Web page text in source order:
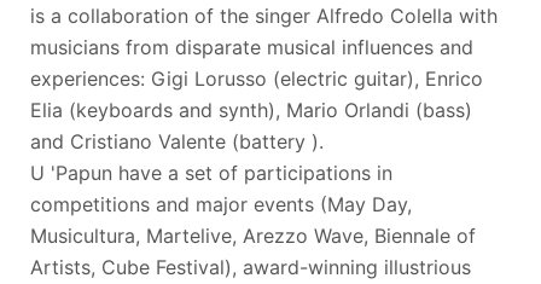
is a collaboration of the singer Alfredo Colella with
musicians from disparate musical influences and
experiences: Gigi Lorusso (electric guitar), Enrico
Elia (keyboards and synth), Mario Orlandi (bass)
and Cristiano Valente (battery ).
U 'Papun have a set of participations in
competitions and major events (May Day,
Musicultura, Martelive, Arezzo Wave, Biennale of
Artists, Cube Festival), award-winning illustrious